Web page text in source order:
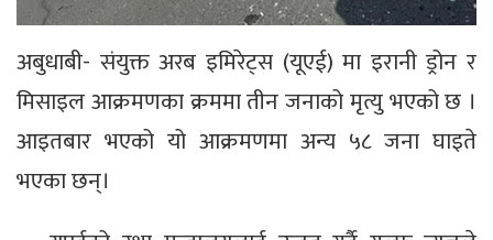
अबुधाबी- संयुक्त अरब इमिरेट्स (यूएई) मा इरानी ड्रोन र
मिसाइल आक्रमणका क्रममा तीन जनाको मृत्यु भएको छ ।
आइतबार भएको यो आक्रमणमा अन्य ५८ जना घाइते
भएका छन्।